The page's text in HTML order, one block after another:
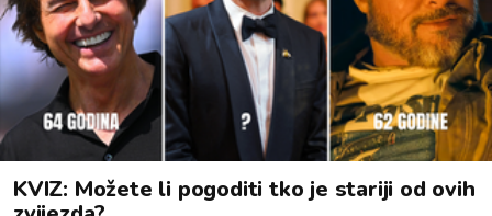
KVIZ: Možete li pogoditi tko je stariji od ovih